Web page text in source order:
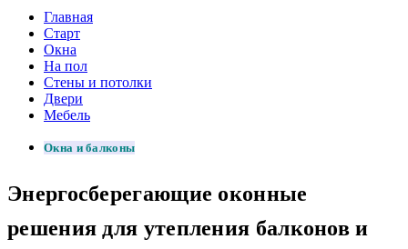
Главная
Старт
Окна
На пол
Стены и потолки
Двери
Мебель
Окна и балконы
Энергосберегающие оконные
решения для утепления балконов и